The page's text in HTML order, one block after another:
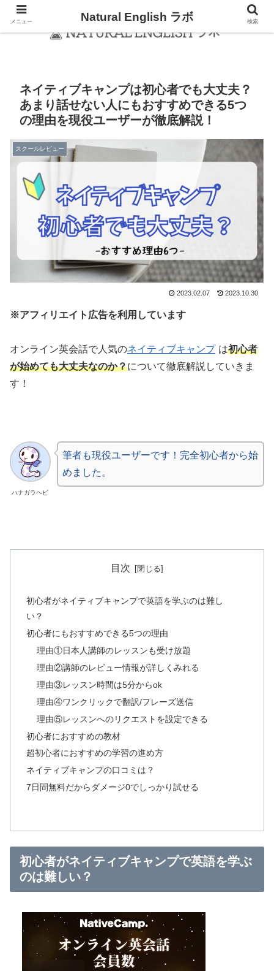
ネイティブキャンプは初心者でも大丈夫？
あまり話せない人にもおすすめできる5つ
の理由を現役ユーザーが徹底解説！
スクールレビュー
2023.02.07 2023.10.30
※アフィリエイト広告を利用しています
オンライン英会話で人気のネイティブキャンプ は初心者
が始めても大丈夫なのか？について徹底解説していきま
す！
ハナガラヘビ
筆者も現役ユーザーです！完全初心者から始
めました。
目次
初心者がネイティブキャンプで英語を学ぶのは難し
い？
初心者にもおすすめできる5つの理由
理由①日本人講師のレッスンも受け放題
理由②講師のレビュー情報が詳しくみれる
理由③レッスン時間は5分からok
理由④ワンクリックで翻訳/フレーズ送信
理由⑤レッスンへのリクエストを設定できる
初心者におすすめの教材
超初心者におすすめの学習の進め方
ネイティブキャンプの口コミは？
7日間無料だからダメージ0でしっかり試せる
初心者がネイティブキャンプで英語を学ぶ
のは難しい？
メニュー Natural English ラボ 検索